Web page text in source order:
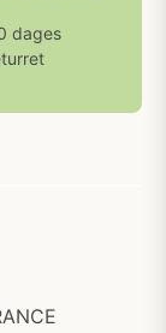
dages